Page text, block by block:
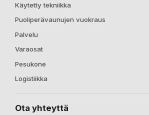
Käytetty tekniikka
Puoliperävaunujen vuokraus
Palvelu
Varaosat
Pesukone
Logistiikka
Ota yhteyttä